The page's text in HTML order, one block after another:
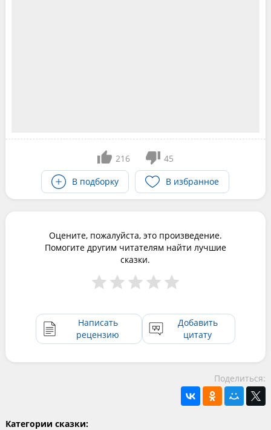
216
45
В подборку
В избранное
Оцените, пожалуйста, это произведение.
Помогите другим читателям найти лучшие
сказки.
Написать
рецензию
Добавить
цитату
Поделиться:
Категории сказки: